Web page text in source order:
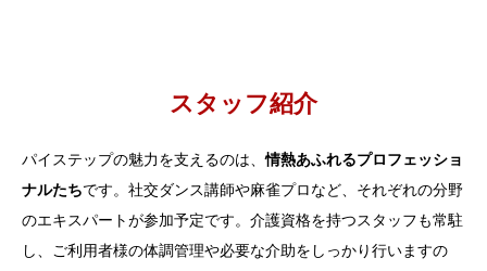
スタッフ紹介
パイステップの魅力を支えるのは、情熱あふれるプロフェッショ
ナルたちです。社交ダンス講師や麻雀プロなど、それぞれの分野
のエキスパートが参加予定です。介護資格を持つスタッフも常駐
し、ご利用者様の体調管理や必要な介助をしっかり行いますの